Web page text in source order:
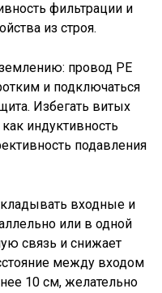
фильтрации и
из строя.
провод PE
и подключаться
Избегать витых
индуктивность
подавления
входные и
или в одной
связь и снижает
между входом
10 см, желательно